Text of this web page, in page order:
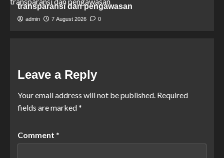
transparansi dan pengawasan
admin 7 August 2026 0
Leave a Reply
Your email address will not be published. Required
fields are marked*
Comment *